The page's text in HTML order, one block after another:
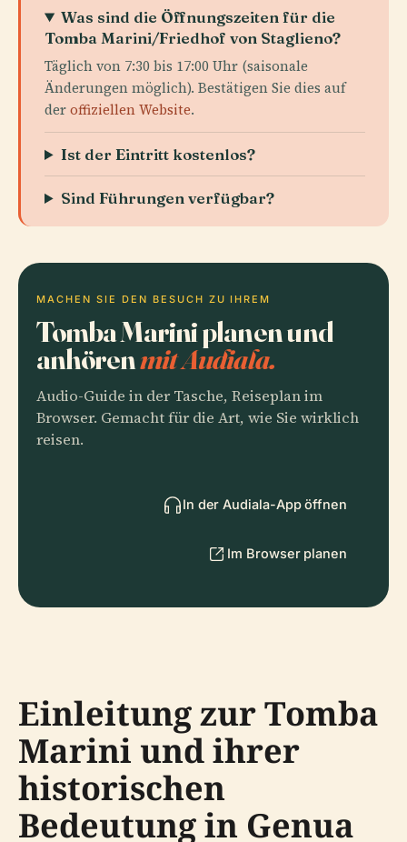
Was sind die Öffnungszeiten für die
Tomba Marini/Friedhof von Staglieno?
Täglich von 7:30 bis 17:00 Uhr (saisonale
Änderungen möglich). Bestätigen Sie dies auf
deroffiziellen Website.
Ist der Eintritt kostenlos?
Sind Führungen verfügbar?
MACHEN SIE DEN BESUCH ZU IHREM
Tomba Marini planen und
anhörenmit Audiala.
Audio-Guide in der Tasche, Reiseplan im
Browser. Gemacht für die Art, wie Sie wirklich
reisen.
In der Audiala-App öffnen
Im Browser planen
Einleitung zur Tomba
Marini und ihrer
historischen
Bedeutung in Genua